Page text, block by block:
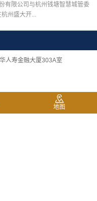
限公司与杭州钱塘智慧城管委
州盛大开...
人寿金融大厦303A室
地图